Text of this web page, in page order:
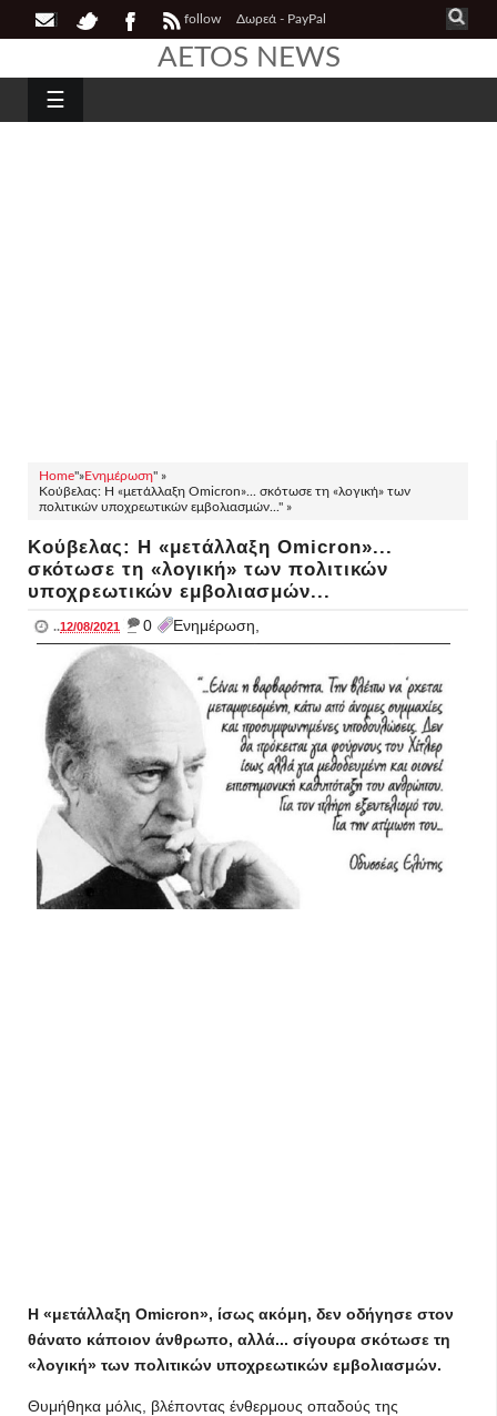
follow Δωρεά - PayPal
AETOS NEWS
☰
Home"»Ενημέρωση" »
Κούβελας: Η «μετάλλαξη Omicron»... σκότωσε τη «λογική» των
πολιτικών υποχρεωτικών εμβολιασμών..." »
Κούβελας: Η «μετάλλαξη Omicron»...
σκότωσε τη «λογική» των πολιτικών
υποχρεωτικών εμβολιασμών...
..12/08/2021 _ 0 Ενημέρωση,
Η «μετάλλαξη Omicron», ίσως ακόμη, δεν οδήγησε στον
θάνατο κάποιον άνθρωπο, αλλά... σίγουρα σκότωσε τη
«λογική» των πολιτικών υποχρεωτικών εμβολιασμών.
Θυμήθηκα μόλις, βλέποντας ένθερμους οπαδούς της